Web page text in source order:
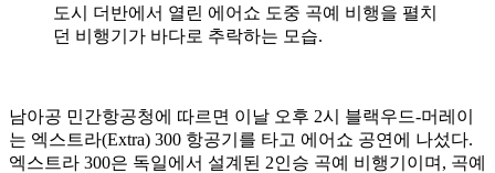
도시 더반에서 열린 에어쇼 도중 곡예 비행을 펼치
던 비행기가 바다로 추락하는 모습.
남아공 민간항공청에 따르면 이날 오후 2시 블랙우드-머레이
는 엑스트라(Extra) 300 항공기를 타고 에어쇼 공연에 나섰다.
엑스트라 300은 독일에서 설계된 2인승 곡예 비행기이며, 곡예